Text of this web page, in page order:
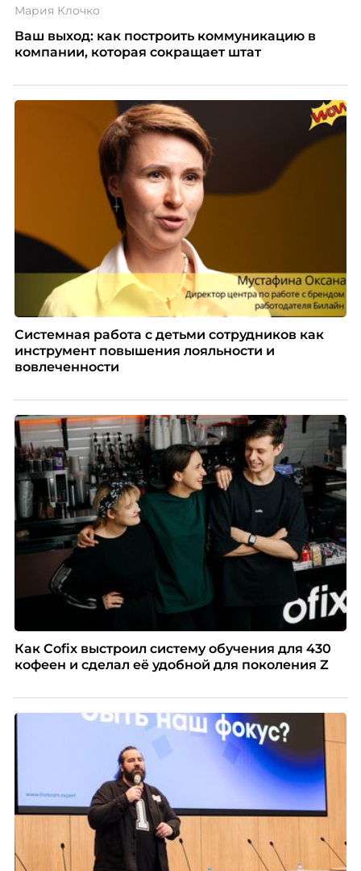
Мария Клочко
Ваш выход: как построить коммуникацию в
компании, которая сокращает штат
Системная работа с детьми сотрудников как
инструмент повышения лояльности и
вовлеченности
Как Cofix выстроил систему обучения для 430
кофеен и сделал её удобной для поколения Z